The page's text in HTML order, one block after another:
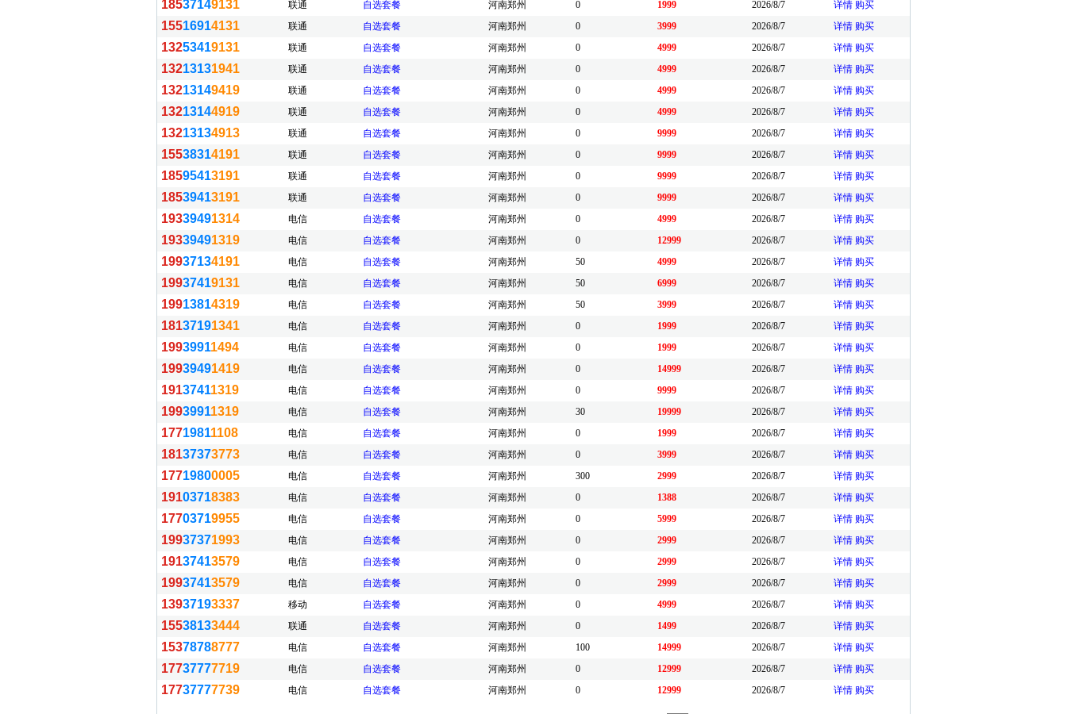
18537149131 联通 自选套餐 河南郑州 0 1999 2026/8/7 详情 购买
15516914131 联通 自选套餐 河南郑州 0 3999 2026/8/7 详情 购买
13253419131 联通 自选套餐 河南郑州 0 4999 2026/8/7 详情 购买
13213131941 联通 自选套餐 河南郑州 0 4999 2026/8/7 详情 购买
13213149419 联通 自选套餐 河南郑州 0 4999 2026/8/7 详情 购买
13213144919 联通 自选套餐 河南郑州 0 4999 2026/8/7 详情 购买
13213134913 联通 自选套餐 河南郑州 0 9999 2026/8/7 详情 购买
15538314191 联通 自选套餐 河南郑州 0 9999 2026/8/7 详情 购买
18595413191 联通 自选套餐 河南郑州 0 9999 2026/8/7 详情 购买
18539413191 联通 自选套餐 河南郑州 0 9999 2026/8/7 详情 购买
19339491314 电信 自选套餐 河南郑州 0 4999 2026/8/7 详情 购买
19339491319 电信 自选套餐 河南郑州 0 12999 2026/8/7 详情 购买
19937134191 电信 自选套餐 河南郑州 50 4999 2026/8/7 详情 购买
19937419131 电信 自选套餐 河南郑州 50 6999 2026/8/7 详情 购买
19913814319 电信 自选套餐 河南郑州 50 3999 2026/8/7 详情 购买
18137191341 电信 自选套餐 河南郑州 0 1999 2026/8/7 详情 购买
19939911494 电信 自选套餐 河南郑州 0 1999 2026/8/7 详情 购买
19939491419 电信 自选套餐 河南郑州 0 14999 2026/8/7 详情 购买
19137411319 电信 自选套餐 河南郑州 0 9999 2026/8/7 详情 购买
19939911319 电信 自选套餐 河南郑州 30 19999 2026/8/7 详情 购买
17719811108 电信 自选套餐 河南郑州 0 1999 2026/8/7 详情 购买
18137373773 电信 自选套餐 河南郑州 0 3999 2026/8/7 详情 购买
17719800005 电信 自选套餐 河南郑州 300 2999 2026/8/7 详情 购买
19103718383 电信 自选套餐 河南郑州 0 1388 2026/8/7 详情 购买
17703719955 电信 自选套餐 河南郑州 0 5999 2026/8/7 详情 购买
19937371993 电信 自选套餐 河南郑州 0 2999 2026/8/7 详情 购买
19137413579 电信 自选套餐 河南郑州 0 2999 2026/8/7 详情 购买
19937413579 电信 自选套餐 河南郑州 0 2999 2026/8/7 详情 购买
13937193337 移动 自选套餐 河南郑州 0 4999 2026/8/7 详情 购买
15538133444 联通 自选套餐 河南郑州 0 1499 2026/8/7 详情 购买
15378788777 电信 自选套餐 河南郑州 100 14999 2026/8/7 详情 购买
17737777719 电信 自选套餐 河南郑州 0 12999 2026/8/7 详情 购买
17737777739 电信 自选套餐 河南郑州 0 12999 2026/8/7 详情 购买